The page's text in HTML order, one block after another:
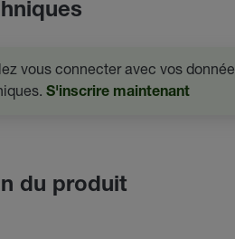
vous connecter avec vos
S'inscrire maintenant
du produit